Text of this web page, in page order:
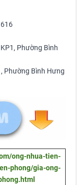
Phường Bình
Phường Bình Hưng
ong-nhua-tien-
phong/gia-ong-